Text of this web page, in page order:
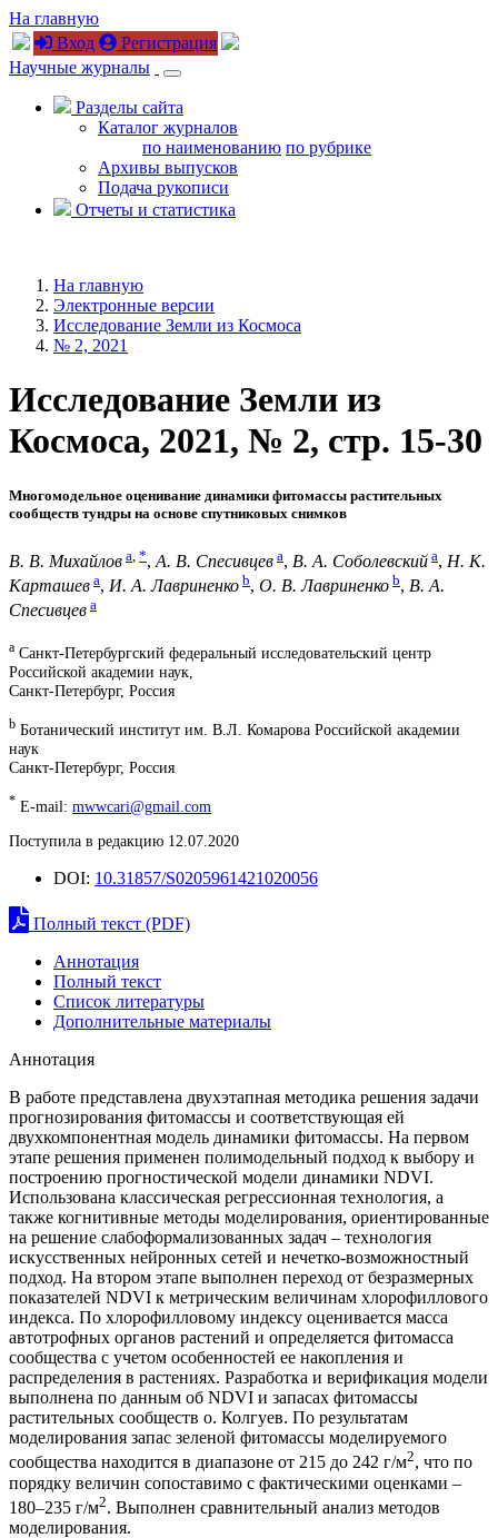
На главную
Вход
Регистрация
Научные журналы
Разделы сайта
Каталог журналов
по наименованию по рубрике
Архивы выпусков
Подача рукописи
Отчеты и статистика
На главную
Электронные версии
Исследование Земли из Космоса
№ 2, 2021
Исследование Земли из
Космоса, 2021, № 2, стр. 15-30
Многомодельное оценивание динамики фитомассы растительных
сообществ тундры на основе спутниковых снимков
В. В. Михайлов a *, А. В. Спесивцев a, В. А. Соболевский a, Н. К.
Карташев a, И. А. Лавриненко b, О. В. Лавриненко b, В. А.
Спесивцев a
a Санкт-Петербургский федеральный исследовательский центр
Российской академии наук,
Санкт-Петербург, Россия
b Ботанический институт им. В.Л. Комарова Российской академии
наук
Санкт-Петербург, Россия
* E-mail: mwwcari@gmail.com
Поступила в редакцию 12.07.2020
DOI: 10.31857/S0205961421020056
Полный текст (PDF)
Аннотация
Полный текст
Список литературы
Дополнительные материалы
Аннотация
В работе представлена двухэтапная методика решения задачи
прогнозирования фитомассы и соответствующая ей
двухкомпонентная модель динамики фитомассы. На первом
этапе решения применен полимодельный подход к выбору и
построению прогностической модели динамики NDVI.
Использована классическая регрессионная технология, а
также когнитивные методы моделирования, ориентированные
на решение слабоформализованных задач – технология
искусственных нейронных сетей и нечетко-возможностный
подход. На втором этапе выполнен переход от безразмерных
показателей NDVI к метрическим величинам хлорофиллового
индекса. По хлорофилловому индексу оценивается масса
автотрофных органов растений и определяется фитомасса
сообщества с учетом особенностей ее накопления и
распределения в растениях. Разработка и верификация модели
выполнена по данным об NDVI и запасах фитомассы
растительных сообществ о. Колгуев. По результатам
моделирования запас зеленой фитомассы моделируемого
сообщества находится в диапазоне от 215 до 242 г/м2, что по
порядку величин сопоставимо с фактическими оценками –
180–235 г/м2. Выполнен сравнительный анализ методов
моделирования.